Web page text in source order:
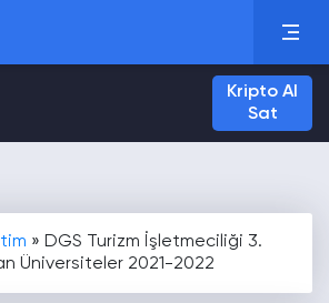
Kripto Al
Sat
» DGS Turizm İşletmeciliği 3.
Üniversiteler 2021-2022